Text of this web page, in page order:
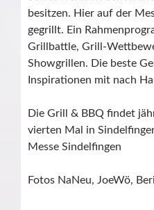
besitzen. Hier auf der
gegrillt. Ein
Grillbattle, Grill-
Showgrillen. Die beste
Inspirationen mit nach
Die Grill & BBQ findet
vierten Mal in
Messe Sindelfingen
Fotos NaNeu, JoeWö,